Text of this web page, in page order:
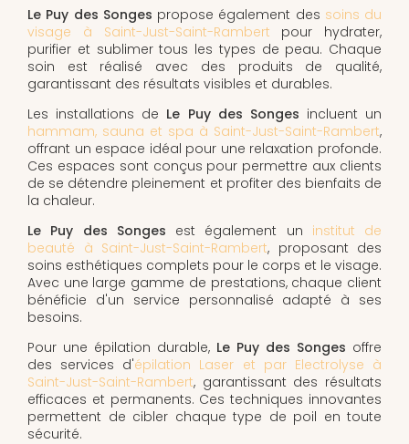
Le Puy des Songes propose également des soins du
visage à Saint-Just-Saint-Rambert pour hydrater,
purifier et sublimer tous les types de peau. Chaque
soin est réalisé avec des produits de qualité,
garantissant des résultats visibles et durables.
Les installations de Le Puy des Songes incluent un
hammam, sauna et spa à Saint-Just-Saint-Rambert,
offrant un espace idéal pour une relaxation profonde.
Ces espaces sont conçus pour permettre aux clients
de se détendre pleinement et profiter des bienfaits de
la chaleur.
Le Puy des Songes est également un institut de
beauté à Saint-Just-Saint-Rambert, proposant des
soins esthétiques complets pour le corps et le visage.
Avec une large gamme de prestations, chaque client
bénéficie d'un service personnalisé adapté à ses
besoins.
Pour une épilation durable, Le Puy des Songes offre
des services d'épilation Laser et par Electrolyse à
Saint-Just-Saint-Rambert, garantissant des résultats
efficaces et permanents. Ces techniques innovantes
permettent de cibler chaque type de poil en toute
sécurité.